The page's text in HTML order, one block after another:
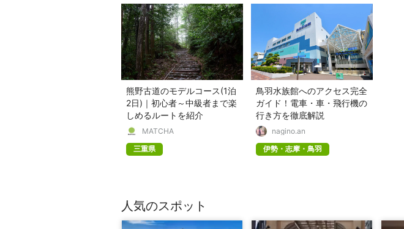
熊野古道のモデルコース(1泊
2日)｜初心者～中級者まで楽
しめるルートを紹介
MATCHA
三重県
鳥羽水族館へのアクセス完全
ガイド！電車・車・飛行機の
行き方を徹底解説
nagino.an
伊勢・志摩・鳥羽
人気のスポット